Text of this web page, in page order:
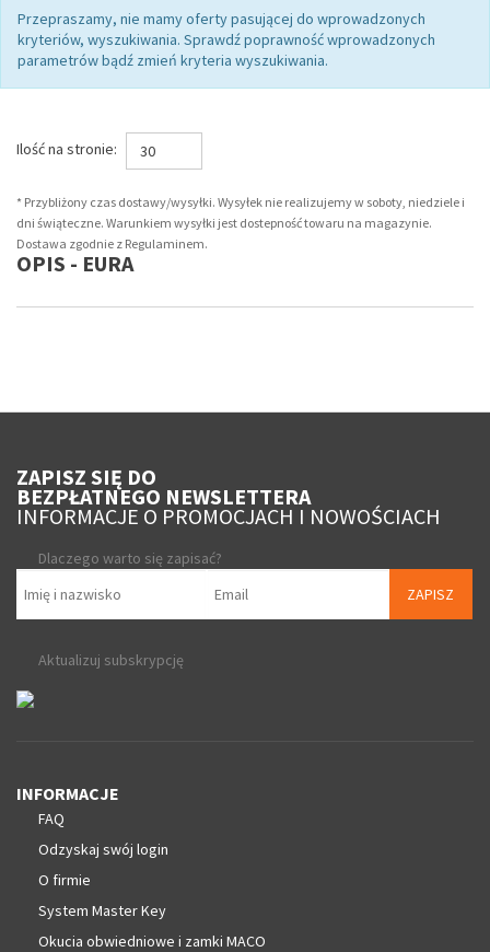
Przepraszamy, nie mamy oferty pasującej do wprowadzonych
kryteriów, wyszukiwania. Sprawdź poprawność wprowadzonych
parametrów bądź zmień kryteria wyszukiwania.
Ilość na stronie: 30
* Przybliżony czas dostawy/wysyłki. Wysyłek nie realizujemy w soboty, niedziele i
dni świąteczne. Warunkiem wysyłki jest dostepność towaru na magazynie.
Dostawa zgodnie z Regulaminem.
OPIS - EURA
ZAPISZ SIĘ DO
BEZPŁATNEGO NEWSLETTERA
INFORMACJE O PROMOCJACH I NOWOŚCIACH
Dlaczego warto się zapisać?
ZAPISZ
Aktualizuj subskrypcję
INFORMACJE
FAQ
Odzyskaj swój login
O firmie
System Master Key
Okucia obwiedniowe i zamki MACO